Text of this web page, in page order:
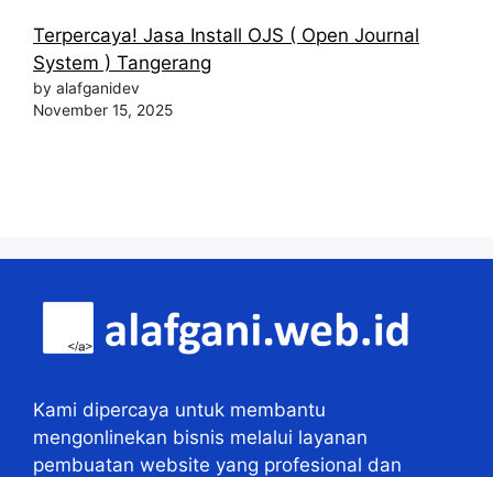
Terpercaya! Jasa Install OJS ( Open Journal
System ) Tangerang
by alafganidev
November 15, 2025
Kami dipercaya untuk membantu
mengonlinekan bisnis melalui layanan
pembuatan website yang profesional dan